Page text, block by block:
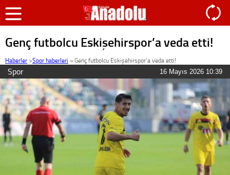
Genç futbolcu Eskişehirspor’a veda etti!
Haberler >Spor haberleri »Genç futbolcu Eskişehirspor’a veda etti!
Spor 16 Mayıs 2026 10:39